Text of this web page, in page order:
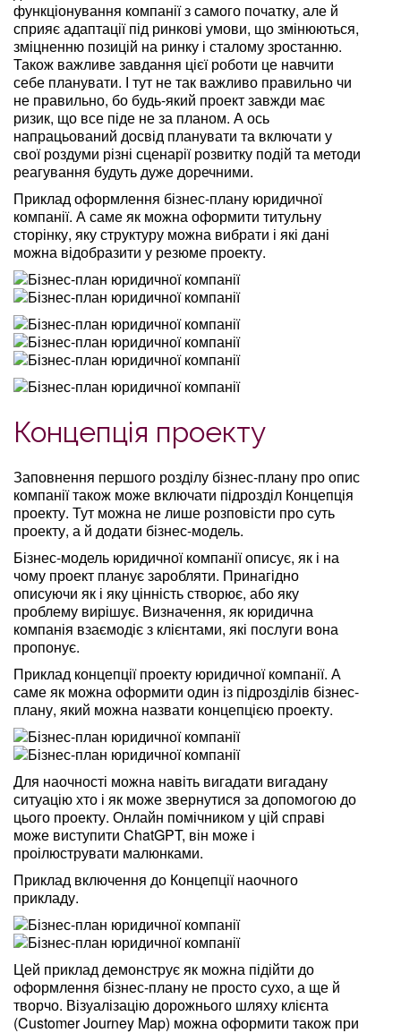
функціонування компанії з самого початку, але й
сприяє адаптації під ринкові умови, що змінюються,
зміцненню позицій на ринку і сталому зростанню.
Також важливе завдання цієї роботи це навчити
себе планувати. І тут не так важливо правильно чи
не правильно, бо будь-який проект завжди має
ризик, що все піде не за планом. А ось
напрацьований досвід планувати та включати у
свої роздуми різні сценарії розвитку подій та методи
реагування будуть дуже доречними.
Приклад оформлення бізнес-плану юридичної
компанії. А саме як можна оформити титульну
сторінку, яку структуру можна вибрати і які дані
можна відобразити у резюме проекту.
Концепція проекту
Заповнення першого розділу бізнес-плану про опис
компанії також може включати підрозділ Концепція
проекту. Тут можна не лише розповісти про суть
проекту, а й додати бізнес-модель.
Бізнес-модель юридичної компанії описує, як і на
чому проект планує заробляти. Принагідно
описуючи як і яку цінність створює, або яку
проблему вирішує. Визначення, як юридична
компанія взаємодіє з клієнтами, які послуги вона
пропонує.
Приклад концепції проекту юридичної компанії. А
саме як можна оформити один із підрозділів бізнес-
плану, який можна назвати концепцією проекту.
Для наочності можна навіть вигадати вигадану
ситуацію хто і як може звернутися за допомогою до
цього проекту. Онлайн помічником у цій справі
може виступити ChatGPT, він може і
проілюструвати малюнками.
Приклад включення до Концепції наочного
прикладу.
Цей приклад демонструє як можна підійти до
оформлення бізнес-плану не просто сухо, а ще й
творчо. Візуалізацію дорожнього шляху клієнта
(Customer Journey Map) можна оформити також при